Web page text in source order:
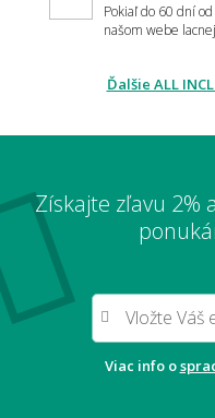
Môžem si nechať
📏 Rozmery, rezanie a
Pokiaľ do 60 dní
našom webe
Ďalšie ALL
Získajte zľavu 2%
Viac info o